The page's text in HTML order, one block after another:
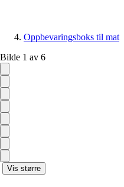
Oppbevaringsboks til mat
Bilde 1 av 6
Vis større